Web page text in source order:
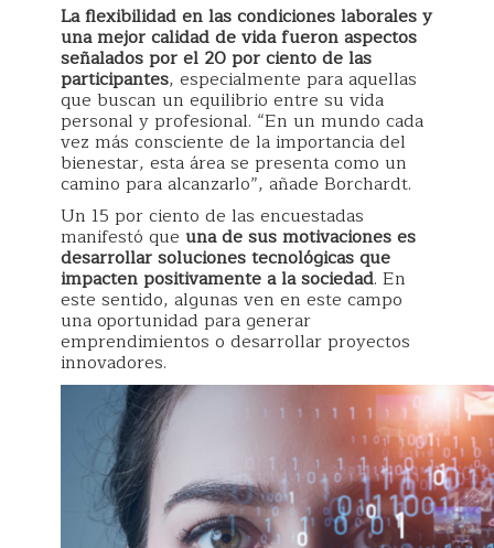
La flexibilidad en las condiciones laborales y
una mejor calidad de vida fueron aspectos
señalados por el 20 por ciento de las
participantes, especialmente para aquellas
que buscan un equilibrio entre su vida
personal y profesional. “En un mundo cada
vez más consciente de la importancia del
bienestar, esta área se presenta como un
camino para alcanzarlo”, añade Borchardt.
Un 15 por ciento de las encuestadas
manifestó que una de sus motivaciones es
desarrollar soluciones tecnológicas que
impacten positivamente a la sociedad. En
este sentido, algunas ven en este campo
una oportunidad para generar
emprendimientos o desarrollar proyectos
innovadores.